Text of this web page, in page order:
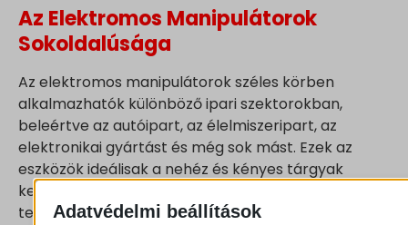
Az Elektromos Manipulátorok
Sokoldalúsága
Az elektromos manipulátorok széles körben
alkalmazhatók különböző ipari szektorokban,
beleértve az autóipart, az élelmiszeripart, az
elektronikai gyártást és még sok mást. Ezek az
eszközök ideálisak a nehéz és kényes tárgyak
kezelésére, és segítenek maximalizálni a
termelékenységet és csökkenteni a költségeket.
Adatvédelmi beállítások